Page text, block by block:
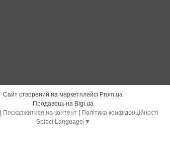
Сайт створений на маркетплейсі Prom.ua
Продавець на Bigl.ua
MedMarket | Поскаржитися на контент | Політика конфіденційності
Select Language ▼